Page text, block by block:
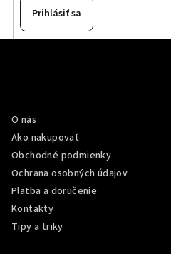
Prihlásiť sa
O nás
Ako nakupovať
Obchodné podmienky
Ochrana osobných údajov
Platba a doručenie
Kontakty
Tipy a triky